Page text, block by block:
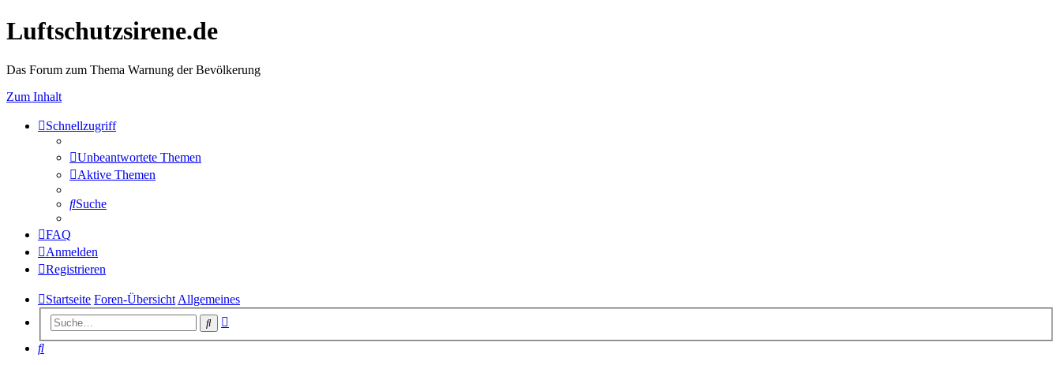
Luftschutzsirene.de
Das Forum zum Thema Warnung der Bevölkerung
Zum Inhalt
Schnellzugriff
Unbeantwortete Themen
Aktive Themen
Suche
FAQ
Anmelden
Registrieren
Startseite Foren-Übersicht Allgemeines
Suche
Suche